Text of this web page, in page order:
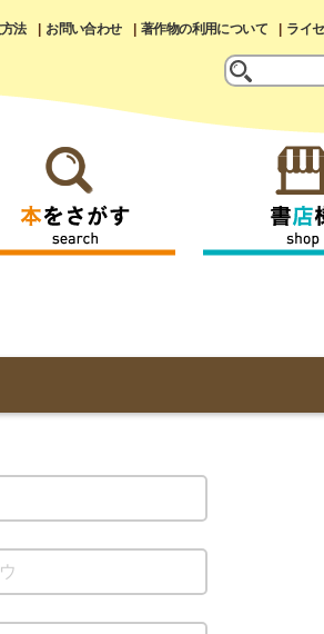
法 お問い合わせ 著作物の利用について ライ